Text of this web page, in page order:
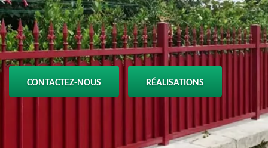
CONTACTEZ-NOUS RÉALISATIONS